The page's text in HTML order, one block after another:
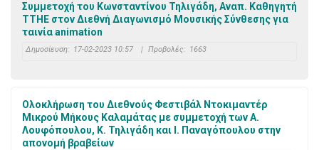
Συμμετοχή του Κωνσταντίνου Τηλιγάδη, Αναπ. Καθηγητή
ΤΤΗΕ στον Διεθνή Διαγωνισμό Μουσικής Σύνθεσης για
ταινία animation
Δημοσίευση: 17-02-2023 10:57 | Προβολές: 1663
Ολοκλήρωση του Διεθνούς Φεστιβάλ Ντοκιμαντέρ
Μικρού Μήκους Καλαμάτας με συμμετοχή των Α.
Λουφόπουλου, Κ. Τηλιγάδη και Ι. Παναγόπουλου στην
απονομή βραβείων